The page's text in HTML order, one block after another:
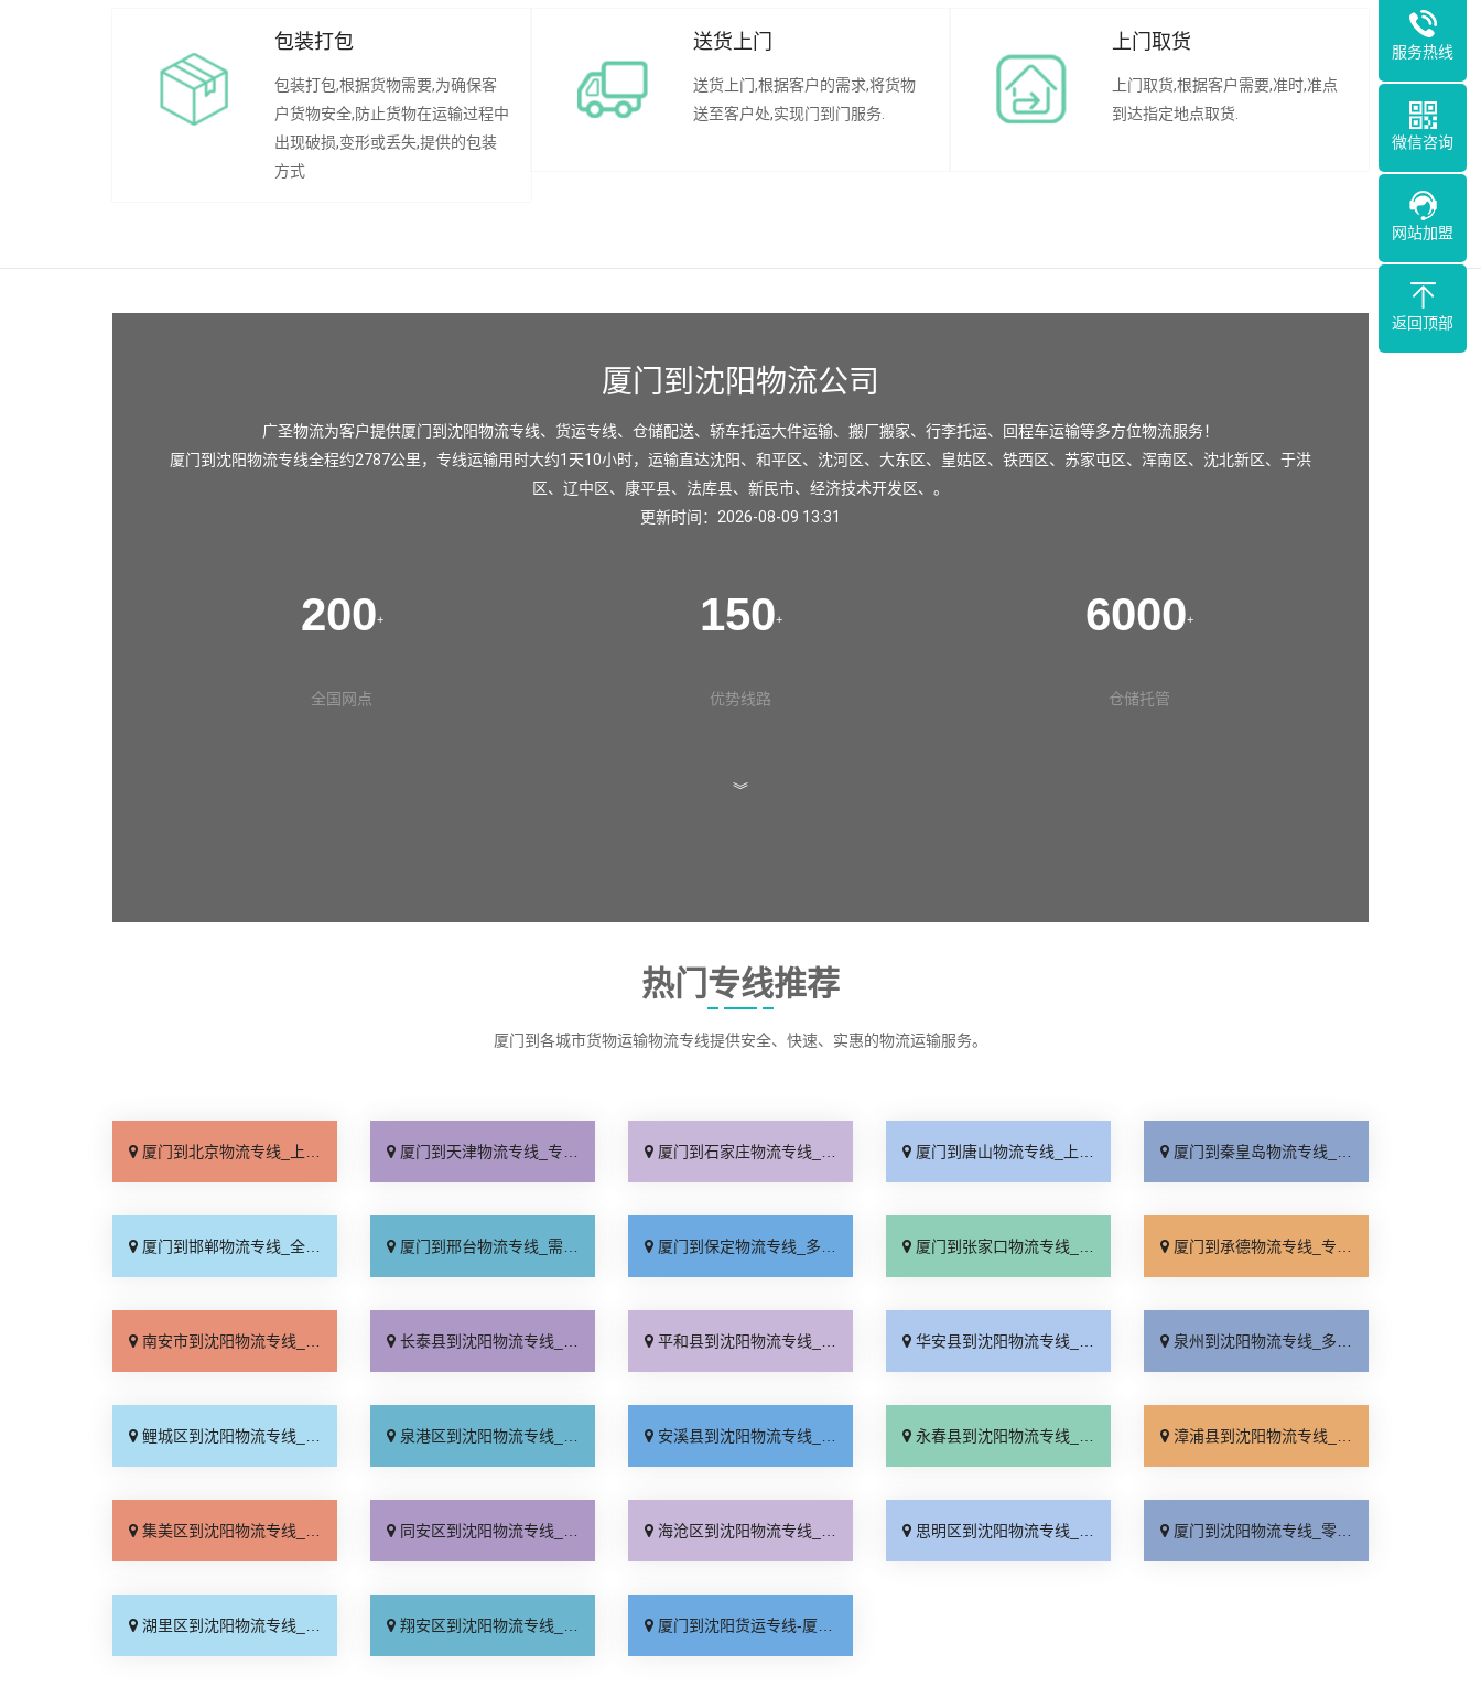
包装打包
包装打包,根据货物需要,为确保客
户货物安全,防止货物在运输过程中
出现破损,变形或丢失,提供的包装
方式
送货上门
送货上门,根据客户的需求,将货物
送至客户处,实现门到门服务.
上门取货
上门取货,根据客户需要,准时,准点
到达指定地点取货.
厦门到沈阳物流公司
广圣物流为客户提供厦门到沈阳物流专线、货运专线、仓储配送、轿车托运大件运输、搬厂搬家、行李托运、回程车运输等多方位物流服务！
厦门到沈阳物流专线全程约2787公里，专线运输用时大约1天10小时，运输直达沈阳、 和平区、 沈河区、 大东区、 皇姑区、 铁西区、 苏家屯区、 浑南区、 沈北新区、 于洪
区、 辽中区、 康平县、 法库县、 新民市、 经济技术开发区、。
更新时间：2026-08-09 13:31
200+
全国网点
150+
优势线路
6000+
仓储托管
︾
热门专线推荐
厦门到各城市货物运输物流专线提供安全、快速、实惠的物流运输服务。
厦门到北京物流专线_上门取件「不随意加价」 厦门到天津物流专线_专线快运「直通专线」 厦门到石家庄物流专线_多久能到「诚信为先」 厦门到唐山物流专线_上门提货「准时准点」 厦门到秦皇岛物流专线_高速快运「整车配货」
厦门到邯郸物流专线_全境到达「无需中转」 厦门到邢台物流专线_需要几天「要多少钱」 厦门到保定物流专线_多少一吨「定点发车」 厦门到张家口物流专线_专线快运「运价查询」 厦门到承德物流专线_专线快运「零担配货」
南安市到沈阳物流专线_急你所需「高效运输」 长泰县到沈阳物流专线_多少公里「急你所需」 平和县到沈阳物流专线_运价行情「市县闪送」 华安县到沈阳物流专线_不随意加价「多年经验」 泉州到沈阳物流专线_多年经验「门到门接送」
鲤城区到沈阳物流专线_专线快运「收费介绍」 泉港区到沈阳物流专线_送货上门「运保时效」 安溪县到沈阳物流专线_专业可靠「实时跟踪 」 永春县到沈阳物流专线_运价查询「市县派送」 漳浦县到沈阳物流专线_多久时间「价格实惠」
集美区到沈阳物流专线_市县派送「省事省心」 同安区到沈阳物流专线_快运直达「资质齐全」 海沧区到沈阳物流专线_专业靠谱「要几天到」 思明区到沈阳物流专线_直通专线「送货上门」 厦门到沈阳物流专线_零担配货「全境配送」
湖里区到沈阳物流专线_保证时效「门到门接送」 翔安区到沈阳物流专线_运价实惠「门到门接送」 厦门到沈阳货运专线-厦门到沈阳物流公司_运价实惠「快速直达」
服务热线
微信咨询
网站加盟
返回顶部